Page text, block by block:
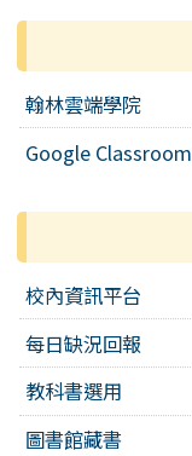
翰林雲端學院
Google Classroom
校內資訊平台
每日缺況回報
教科書選用
圖書館藏書